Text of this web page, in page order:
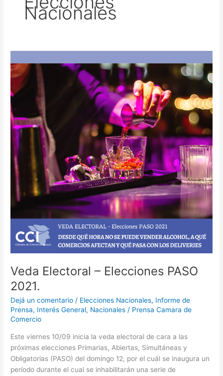
Nacionales
Veda Electoral – Elecciones PASO
2021.
Dejá un comentario / Elecciones Nacionales, Informe de
Prensa, Interés General, Nacionales / Prensa Camara de
Comercio
Este viernes 10/09 inicia la veda electoral de cara a las
próximas elecciones Primarias, Abiertas, Simultáneas y
Obligatorias (PASO) del domingo 12, por el cuál se inaugura un
período durante el cual se inhabilitarán una serie de
Electoral
–
Elecciones
PASO
2021.